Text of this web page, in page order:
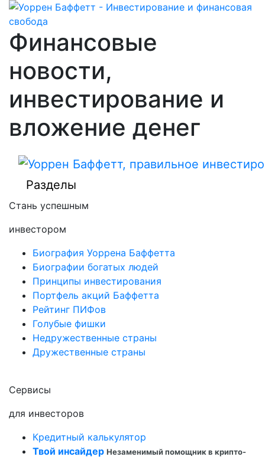
Финансовые
новости,
инвестирование и
вложение денег
Разделы
Стань успешным
инвестором
Биография Уоррена Баффетта
Биографии богатых людей
Принципы инвестирования
Портфель акций Баффетта
Рейтинг ПИФов
Голубые фишки
Недружественные страны
Дружественные страны
Сервисы
для инвесторов
Кредитный калькулятор
Твой инсайдер Незаменимый помощник в крипто-